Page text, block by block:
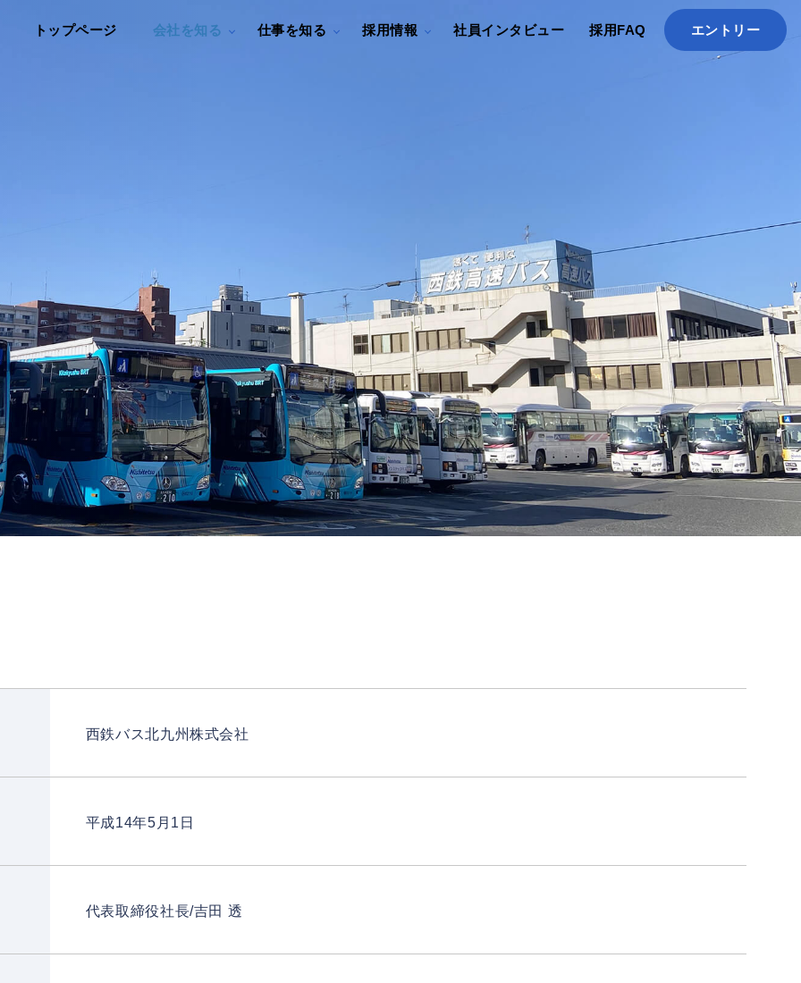
トップページ 会社を知る 仕事を知る 採用情報 社員インタビュー 採用FAQ エントリー
西鉄バス北九州株式会社
平成14年5月1日
代表取締役社長/吉田 透